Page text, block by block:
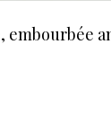
embourbée